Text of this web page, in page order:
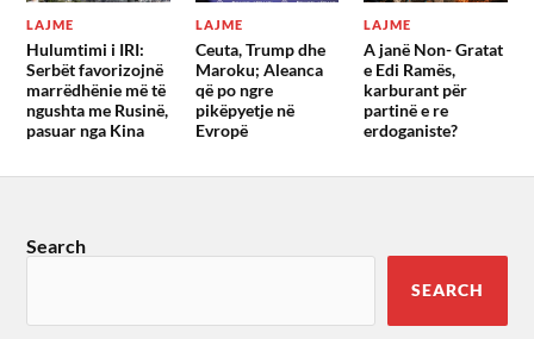
LAJME
Hulumtimi i IRI:
Serbët favorizojnë
marrëdhënie më të
ngushta me Rusinë,
pasuar nga Kina
LAJME
Ceuta, Trump dhe
Maroku; Aleanca
që po ngre
pikëpyetje në
Evropë
LAJME
A janë Non- Gratat
e Edi Ramës,
karburant për
partinë e re
erdoganiste?
Search
SEARCH